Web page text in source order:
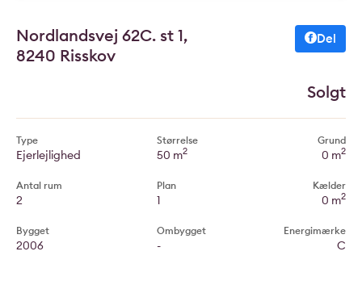
Nordlandsvej 62C. st 1,
8240 Risskov
Del
Solgt
Type
Ejerlejlighed
Antal rum
2
Bygget
2006
Størrelse
50 m2
Plan
1
Ombygget
-
Grund
0 m2
Kælder
0 m2
Energimærke
C